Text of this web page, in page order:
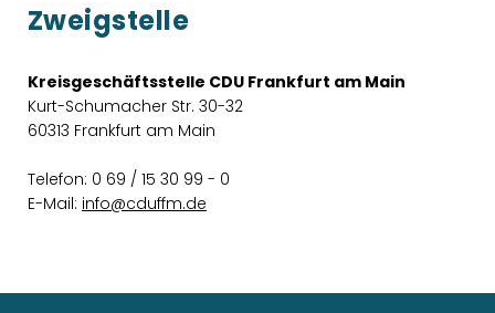
Zweigstelle
Kreisgeschäftsstelle CDU Frankfurt am Main
Kurt-Schumacher Str. 30-32
60313 Frankfurt am Main
Telefon: 0 69 / 15 30 99 - 0
E-Mail: info@cduffm.de